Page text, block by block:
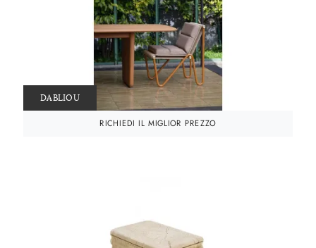
DABLIOU
RICHIEDI IL MIGLIOR PREZZO